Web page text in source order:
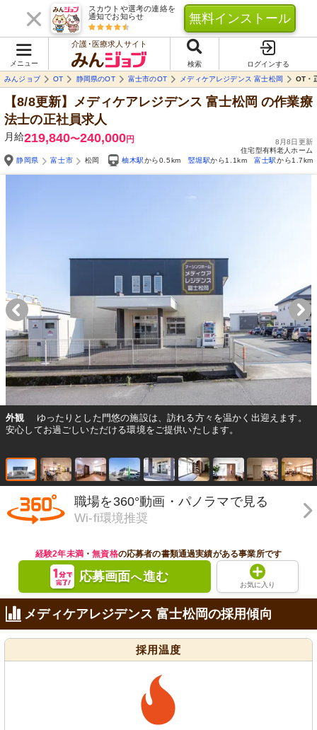
スカウトや選考の連絡を
通知でお知らせ
無料インストール
メニュー
介護･医療求人サイト
検索
ログインする
みんジョブ
OT 静岡県のOT 富士市のOT メディケアレジデンス 富士松岡 OT・
【8/8更新】メディケアレジデンス 富士松岡 の作業療
法士の正社員求人
月給219,840〜240,000円
8月8日更新
住宅型有料老人ホーム
静岡県
富士市 松岡 柚木駅から0.5km 竪堀駅から1.1km 富士駅から1.7km
外観
ゆったりとした門悠の施設は、訪れる方々を温かく出迎えます。
安心してお過ごしいただける環境をご提供いたします。
職場を360°動画・パノラマで見る
Wi-fi環境推奨
経験2年未満・無資格の応募者の書類通過実績がある事業所です
応募画面へ進む
お気に入り
メディケアレジデンス 富士松岡の採用傾向
採用温度